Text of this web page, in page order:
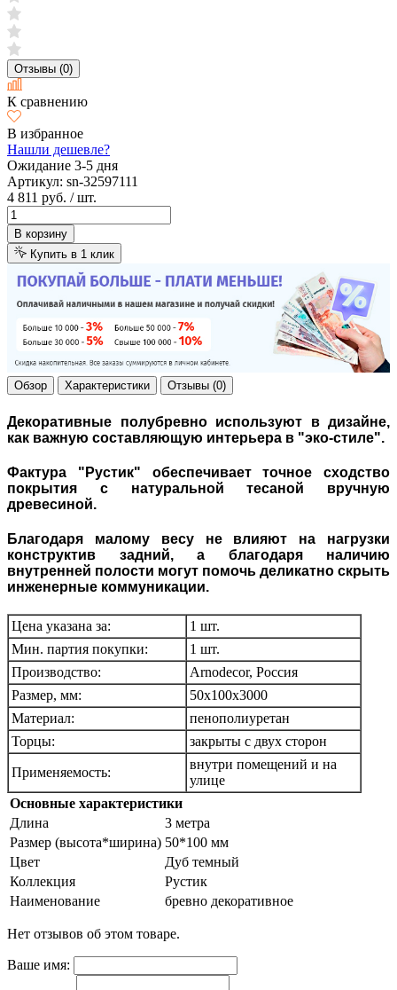
Отзывы (0)
К сравнению
В избранное
Нашли дешевле?
Ожидание 3-5 дня
Артикул: sn-32597111
4 811 руб. / шт.
В корзину
Купить в 1 клик
Обзор Характеристики Отзывы (0)
Декоративные полубревно используют в дизайне,
как важную составляющую интерьера в "эко-стиле".
Фактура "Рустик" обеспечивает точное сходство
покрытия с натуральной тесаной вручную
древесиной.
Благодаря малому весу не влияют на нагрузки
конструктив задний, а благодаря наличию
внутренней полости могут помочь деликатно скрыть
инженерные коммуникации.
Цена указана за:
1 шт.
Мин. партия покупки:
1 шт.
Производство:
Arnodecor, Россия
Размер, мм:
50х100х3000
Материал:
пенополиуретан
Торцы:
закрыты с двух сторон
Применяемость:
внутри помещений и на
улице
Основные характеристики
Длина
3 метра
Размер (высота*ширина) 50*100 мм
Цвет
Дуб темный
Коллекция
Рустик
Наименование
бревно декоративное
Нет отзывов об этом товаре.
Ваше имя: